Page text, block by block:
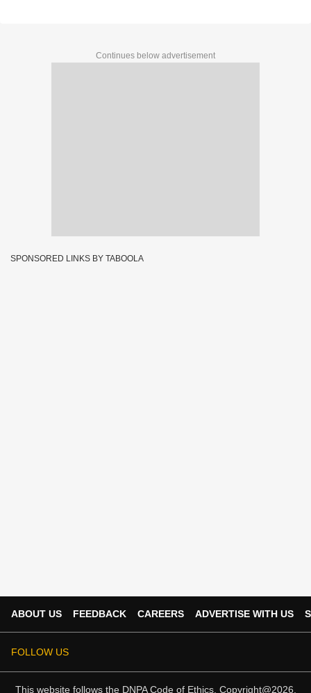
Continues below advertisement
SPONSORED LINKS BY TABOOLA
ABOUT US FEEDBACK CAREERS ADVERTISE WITH US
FOLLOW US
This website follows the DNPA Code of Ethics. Copyright@2026.